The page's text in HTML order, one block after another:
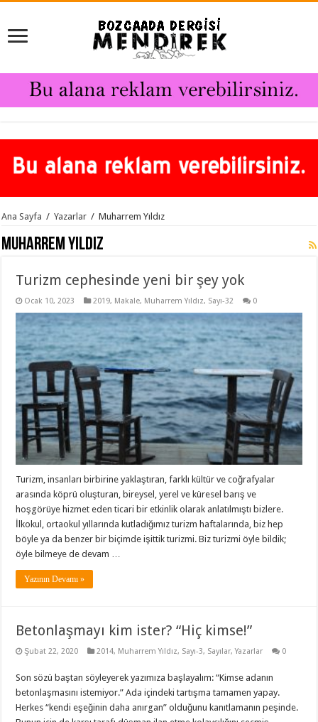
Ana Sayfa / Yazarlar / Muharrem Yıldız
Muharrem Yıldız
Turizm cephesinde yeni bir şey yok
Ocak 10, 2023 2019, Makale, Muharrem Yıldız, Sayı-32 0
Turizm, insanları birbirine yaklaştıran, farklı kültür ve coğrafyalar
arasında köprü oluşturan, bireysel, yerel ve küresel barış ve
hoşgörüye hizmet eden ticari bir etkinlik olarak anlatılmıştı bizlere.
İlkokul, ortaokul yıllarında kutladığımız turizm haftalarında, biz hep
böyle ya da benzer bir biçimde işittik turizmi. Biz turizmi öyle bildik;
öyle bilmeye de devam …
Yazının Devamı »
Betonlaşmayı kim ister? “Hiç kimse!”
Şubat 22, 2020 2014, Muharrem Yıldız, Sayı-3, Sayılar,Yazarlar 0
Son sözü baştan söyleyerek yazımıza başlayalım: “Kimse adanın
betonlaşmasını istemiyor.” Ada içindeki tartışma tamamen yapay.
Herkes “kendi eşeğinin daha anırgan” olduğunu kanıtlamanın peşinde.